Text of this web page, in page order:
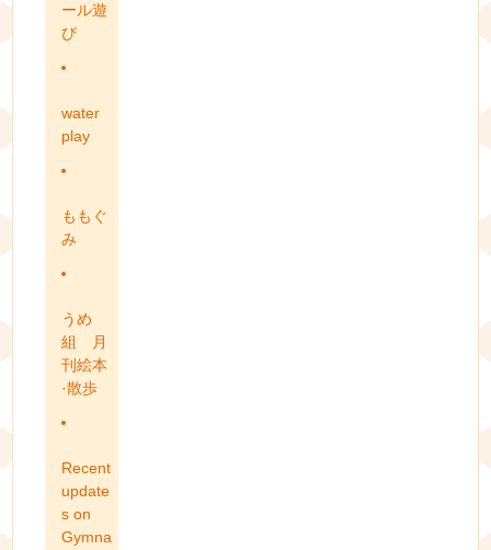
ール遊
び
water
play
ももぐ
み
うめ
組 月
刊絵本
·散歩
Recent
update
s on
Gymna